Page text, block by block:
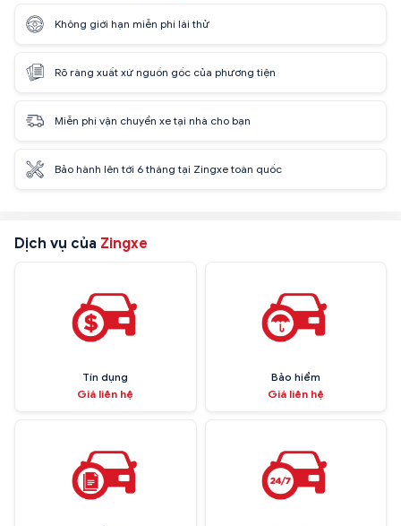
Không giới hạn miễn phí lái thử
Rõ ràng xuất xứ nguồn gốc của phương tiện
Miễn phí vận chuyển xe tại nhà cho bạn
Bảo hành lên tới 6 tháng tại Zingxe toàn quốc
Dịch vụ của Zingxe
Tín dụng
Giá liên hệ
Bảo hiểm
Giá liên hệ